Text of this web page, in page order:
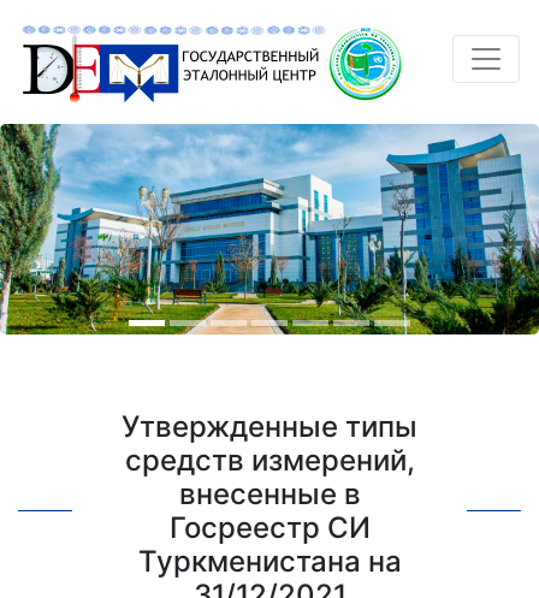
Утвержденные типы
средств измерений,
внесенные в
Госреестр СИ
Туркменистана на